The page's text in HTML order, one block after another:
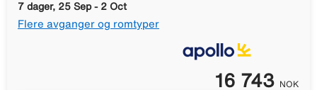
7 dager, 25 Sep - 2 Oct
Flere avganger og romtyper
16 743 NOK